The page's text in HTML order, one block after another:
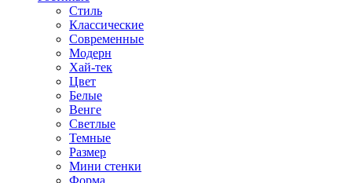
Стиль
Классические
Современные
Модерн
Хай-тек
Цвет
Белые
Венге
Светлые
Темные
Размер
Мини стенки
Форма